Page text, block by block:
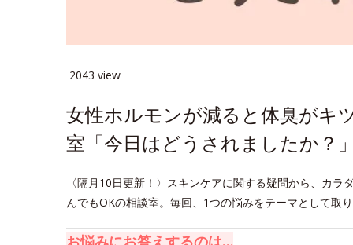
2043 view
女性ホルモンが減ると体臭がキ
室「今日はどうされましたか？
〈隔月10日更新！〉スキンケアに関する疑問から、カ
んでもOKの相談室。毎回、1つの悩みをテーマとして取
お悩みにお答えするのは…